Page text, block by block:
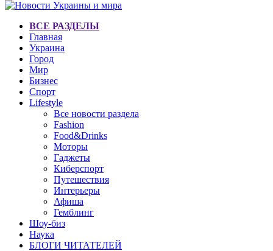
ВСЕ РАЗДЕЛЫ
Главная
Украина
Город
Мир
Бизнес
Спорт
Lifestyle
Все новости раздела
Fashion
Food&Drinks
Моторы
Гаджеты
Киберспорт
Путешествия
Интерьеры
Афиша
Гемблинг
Шоу-биз
Наука
БЛОГИ ЧИТАТЕЛЕЙ